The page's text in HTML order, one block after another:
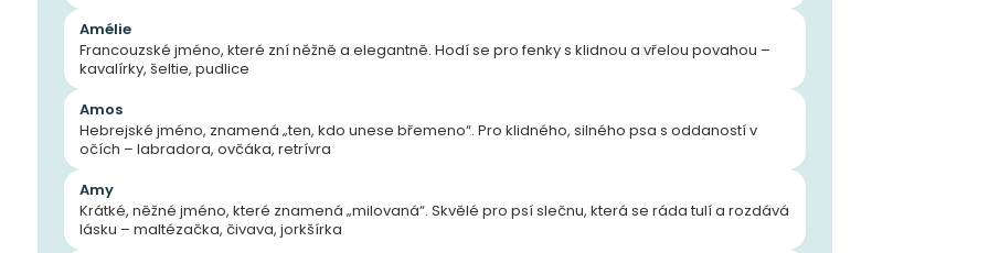
Amélie
Francouzské jméno, které zní něžně a elegantně. Hodí se pro fenky s klidnou a vřelou povahou –
kavalírky, šeltie, pudlice
Amos
Hebrejské jméno, znamená „ten, kdo unese břemeno“. Pro klidného, silného psa s oddaností v
očích – labradora, ovčáka, retrívra
Amy
Krátké, něžné jméno, které znamená „milovaná“. Skvělé pro psí slečnu, která se ráda tulí a rozdává
lásku – maltézačka, čivava, jorkšírka